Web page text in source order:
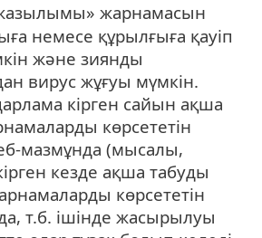
жазылымы» жарнамасын
немесе құрылғыға қауіп
және зиянды
вирус жұғуы мүмкін.
кірген сайын ақша
көрсететін
мазмұнда (мысалы,
кезде ақша табуды
көрсететін
т.б. ішінде жасырылуы